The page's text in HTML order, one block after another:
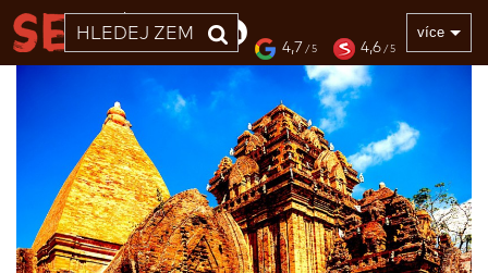
33 LET více
4,7 / 5 4,6 / 5